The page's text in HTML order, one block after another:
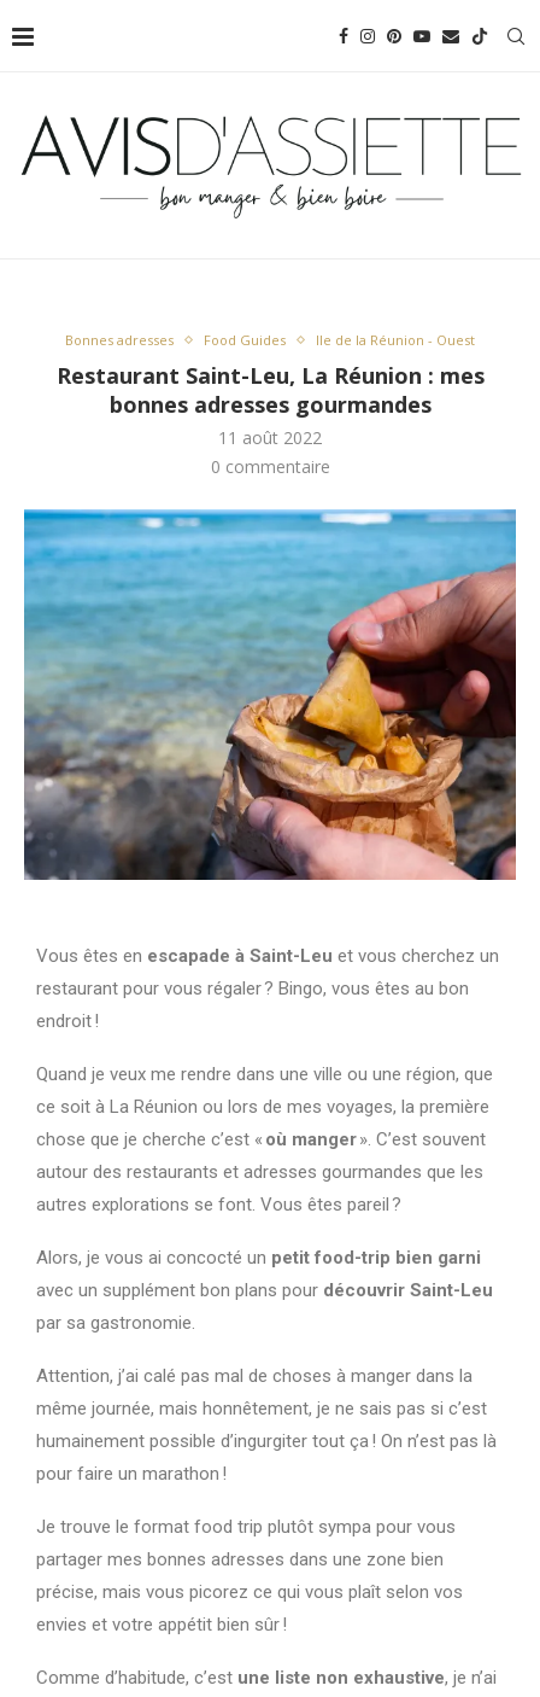
Bonnes adresses Food Guides Ile de la Réunion - Ouest
Restaurant Saint-Leu, La Réunion : mes
bonnes adresses gourmandes
11 août 2022
0 commentaire
Vous êtes en escapade à Saint-Leu et vous cherchez un
restaurant pour vous régaler ? Bingo, vous êtes au bon
endroit !
Quand je veux me rendre dans une ville ou une région, que
ce soit à La Réunion ou lors de mes voyages, la première
chose que je cherche c’est « où manger». C’est souvent
autour des restaurants et adresses gourmandes que les
autres explorations se font. Vous êtes pareil ?
Alors, je vous ai concocté un petit food-trip bien garni
avec un supplément bon plans pour découvrir Saint-Leu
par sa gastronomie.
Attention, j’ai calé pas mal de choses à manger dans la
même journée, mais honnêtement, je ne sais pas si c’est
humainement possible d’ingurgiter tout ça ! On n’est pas là
pour faire un marathon !
Je trouve le format food trip plutôt sympa pour vous
partager mes bonnes adresses dans une zone bien
précise, mais vous picorez ce qui vous plaît selon vos
envies et votre appétit bien sûr !
Comme d’habitude, c’est une liste non exhaustive, je n’ai